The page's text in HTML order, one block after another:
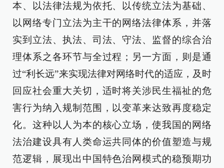
本、以法律法规为依托、以传统立法为基础、
以网络专门立法为主干的网络法律体系，并落
实到立法、执法、司法、守法、监督的综合治
理体系之各环节与全过程；另一方面，则是通
过“利长远”来实现法律对网络时代的适应，及时
回应社会重大关切，适时将关涉民生福祉的危
害行为纳入规制范围，以变革来达致再度稳定
化。这种以人为本的核心立场，使我国的网络
法治建设具有人类命运共同体的价值塑造与规
范逻辑，展现出中国特色治网模式的稳预期功